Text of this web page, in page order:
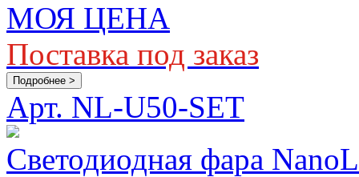
МОЯ ЦЕНА
Поставка под заказ
Подробнее >
Арт. NL-U50-SET
Светодиодная фара